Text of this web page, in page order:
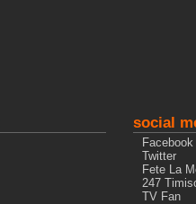
social
Facebook
Twitter
Fete La
247
TV Fan